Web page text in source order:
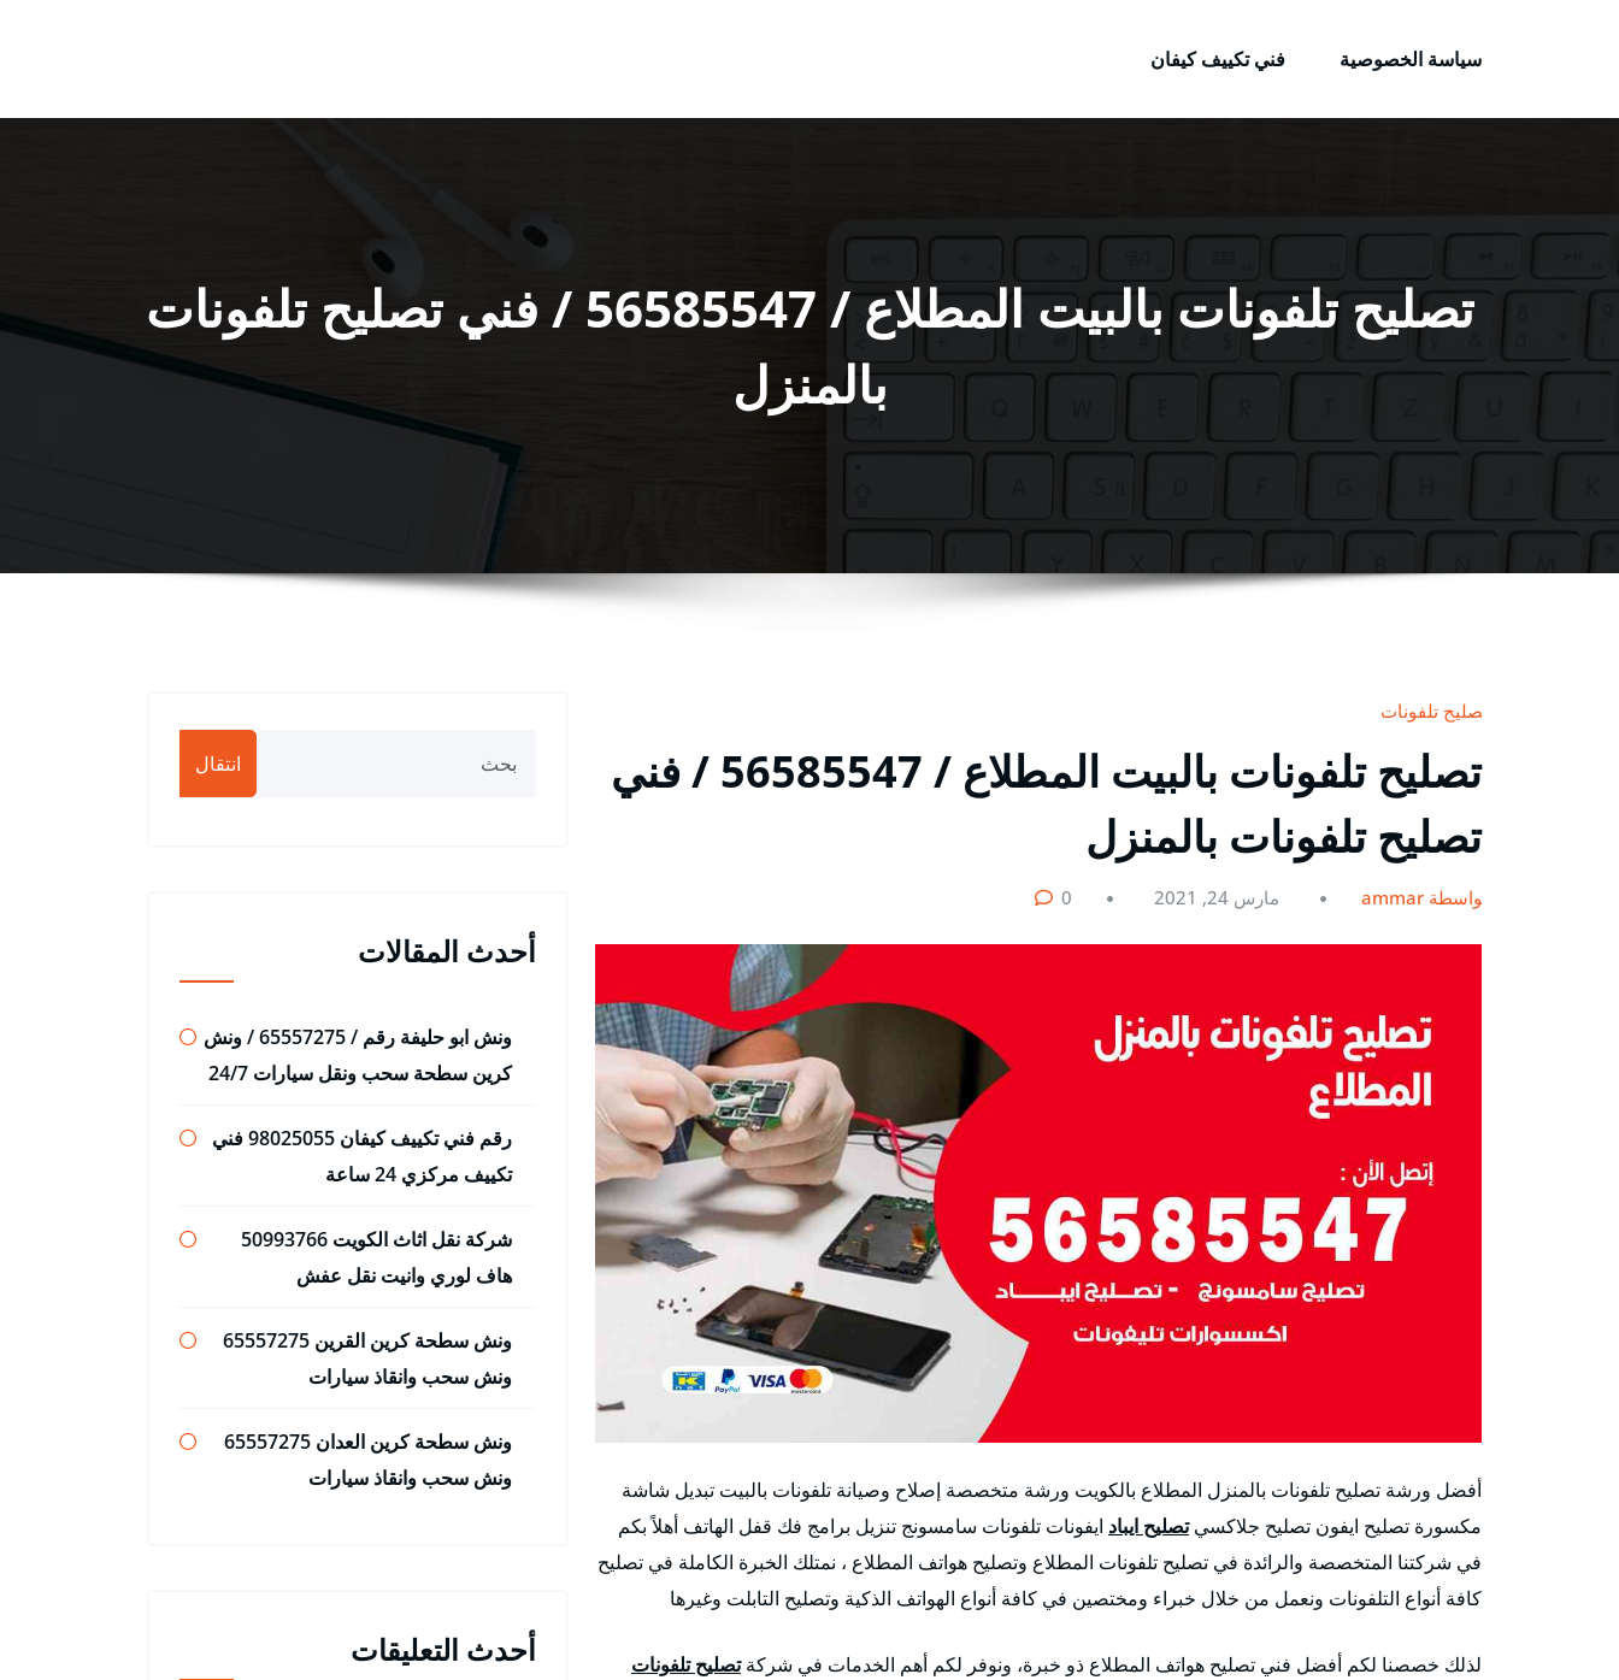
سياسة الخصوصية
فني تكييف كيفان
تصليح تلفونات بالبيت المطلاع / 56585547 / فني تصليح تلفونات
بالمنزل
تصليح تلفونات
تصليح تلفونات بالبيت المطلاع / 56585547 / فني
تصليح تلفونات بالمنزل
بواسطة ammar مارس 24, 2021 0
أفضل ورشة تصليح تلفونات بالمنزل المطلاع بالكويت ورشة متخصصة إصلاح وصيانة تلفونات بالبيت تبديل شاشة
مكسورة تصليح ايفون تصليح جلاكسيتصليح ايباد ايفونات تلفونات سامسونج تنزيل برامج فك قفل الهاتف أهلاً بكم
في شركتنا المتخصصة والرائدة في تصليح تلفونات المطلاع وتصليح هواتف المطلاع ، نمتلك الخبرة الكاملة في تصليح
كافة أنواع التلفونات ونعمل من خلال خبراء ومختصين في كافة أنواع الهواتف الذكية وتصليح التابلت وغيرها
لذلك خصصنا لكم أفضل فني تصليح هواتف المطلاع ذو خبرة، ونوفر لكم أهم الخدمات في شركةتصليح تلفونات
انتقال
أحدث المقالات
ونش ابو حليفة رقم / 65557275 / ونش
كرين سطحة سحب ونقل سيارات 24/7
رقم فني تكييف كيفان 98025055 فني
تكييف مركزي 24 ساعة
شركة نقل اثاث الكويت 50993766
هاف لوري وانيت نقل عفش
ونش سطحة كرين القرين 65557275
ونش سحب وانقاذ سيارات
ونش سطحة كرين العدان 65557275
ونش سحب وانقاذ سيارات
أحدث التعليقات